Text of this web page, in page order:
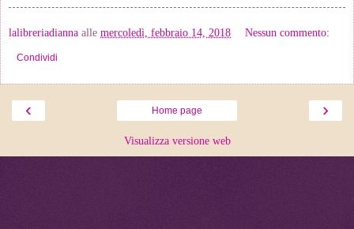
lalibreriadianna alle mercoledì, febbraio 14, 2018 Nessun commento:
Condividi
‹ ›
Home page
Visualizza versione web